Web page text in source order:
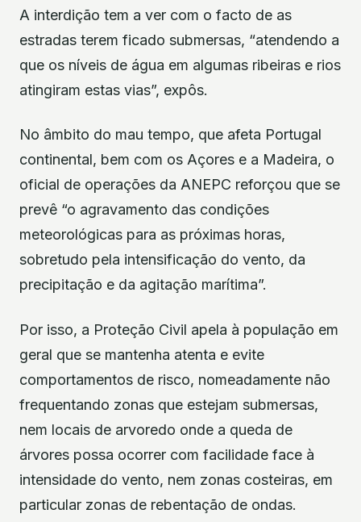
A interdição tem a ver com o facto de as
estradas terem ficado submersas, “atendendo a
que os níveis de água em algumas ribeiras e rios
atingiram estas vias”, expôs.
No âmbito do mau tempo, que afeta Portugal
continental, bem com os Açores e a Madeira, o
oficial de operações da ANEPC reforçou que se
prevê “o agravamento das condições
meteorológicas para as próximas horas,
sobretudo pela intensificação do vento, da
precipitação e da agitação marítima”.
Por isso, a Proteção Civil apela à população em
geral que se mantenha atenta e evite
comportamentos de risco, nomeadamente não
frequentando zonas que estejam submersas,
nem locais de arvoredo onde a queda de
árvores possa ocorrer com facilidade face à
intensidade do vento, nem zonas costeiras, em
particular zonas de rebentação de ondas.